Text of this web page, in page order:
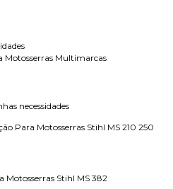
Multimarcas
necessidades
Para Motosserras Stihl MS 210 250
Stihl MS 382